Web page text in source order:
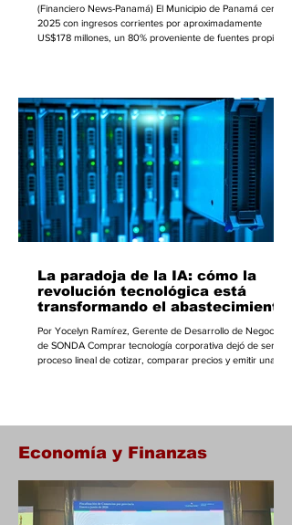
(Financiero News-Panamá) El Municipio de Panamá cerró
2025 con ingresos corrientes por aproximadamente
US$178 millones, un 80% proveniente de fuentes propias,
El informe destaca que los ingresos propios alcanzaron
cerca de US$142 millones, su nivel récord, con una
composición dominada por ingresos tributario
La paradoja de la IA: cómo la
revolución tecnológica está
transformando el abastecimiento
Por Yocelyn Ramírez, Gerente de Desarrollo de Negocios
de SONDA Comprar tecnología corporativa dejó de ser un
proceso lineal de cotizar, comparar precios y emitir una
pueden extenderse durante varios meses. Lo que a
Economía y Finanzas